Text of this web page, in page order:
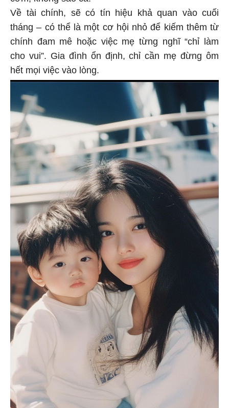
Về tài chính, sẽ có tín hiệu khả quan vào cuối
tháng – có thể là một cơ hội nhỏ để kiếm thêm từ
chính đam mê hoặc việc mẹ từng nghĩ “chỉ làm
cho vui”. Gia đình ổn định, chỉ cần mẹ đừng ôm
hết mọi việc vào lòng.